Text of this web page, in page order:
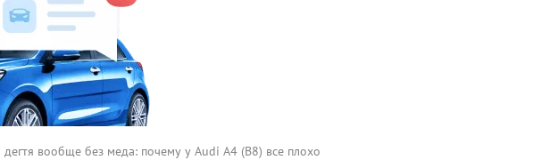
дегтя вообще без меда: почему у Audi A4 (B8) все плохо